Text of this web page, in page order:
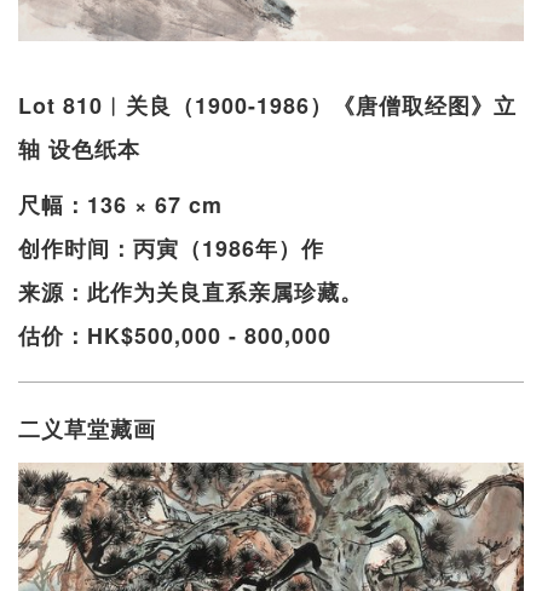
Lot 810︱关良（1900-1986）《唐僧取经图》立
轴 设色纸本
尺幅：136 × 67 cm
创作时间：丙寅（1986年）作
来源：此作为关良直系亲属珍藏。
估价：HK$500,000 - 800,000
二义草堂藏画